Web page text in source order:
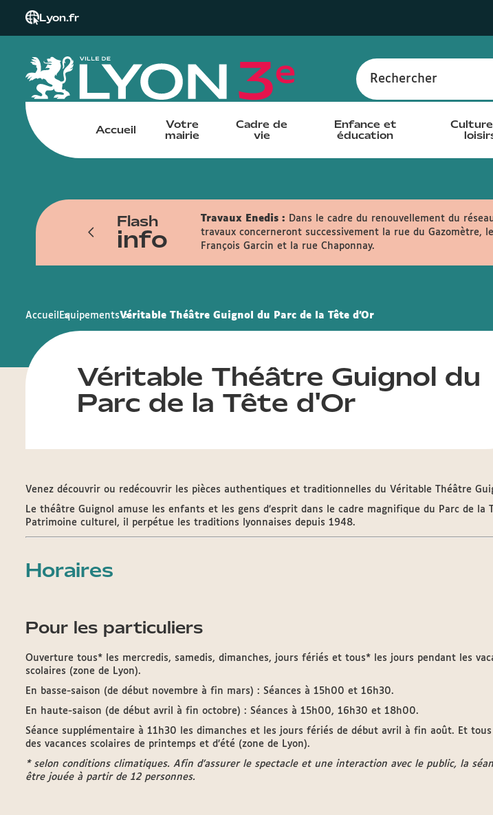
Lyon.fr
Rechercher
Accueil
Votre
mairie
Cadre de
vie
Enfance et
éducation
Flash
info
Travaux Enedis :
Dans le cadre du renouvellement du
travaux concerneront successivement la rue du Gazomètre,
François Garcin et la rue Chaponnay.
Accueil EquipementsVéritable Théâtre Guignol du Parc de la Tête d'Or
Véritable Théâtre Guignol du
Parc de la Tête d'Or
Venez découvrir ou redécouvrir les pièces authentiques et traditionnelles du Véritable Théâtre
Le théâtre Guignol amuse les enfants et les gens d’esprit dans le cadre magnifique du Parc de la
Patrimoine culturel, il perpétue les traditions lyonnaises depuis 1948.
Horaires
Pour les particuliers
Ouverture tous* les mercredis, samedis, dimanches, jours fériés et tous* les jours pendant les
scolaires (zone de Lyon).
En basse-saison (de début novembre à fin mars) : Séances à 15h00 et 16h30.
En haute-saison (de début avril à fin octobre) : Séances à 15h00, 16h30 et 18h00.
Séance supplémentaire à 11h30 les dimanches et les jours fériés de début avril à fin août. Et
des vacances scolaires de printemps et d’été (zone de Lyon).
* selon conditions climatiques. Afin d’assurer le spectacle et une interaction avec le public, la
être jouée à partir de 12 personnes.